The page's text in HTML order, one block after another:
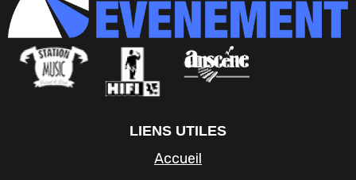
LIENS UTILES
Accueil